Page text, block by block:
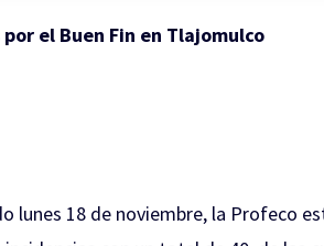
el Buen Fin en Tlajomulco
lunes 18 de noviembre, la Profeco